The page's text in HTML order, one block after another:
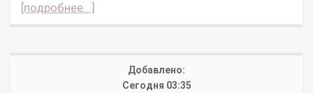
[подробнее...]
Добавлено:
Сегодня 03:35